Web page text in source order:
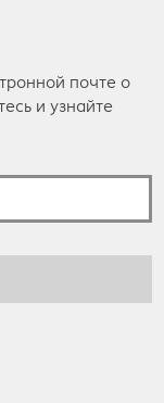
почте о
и узнайте